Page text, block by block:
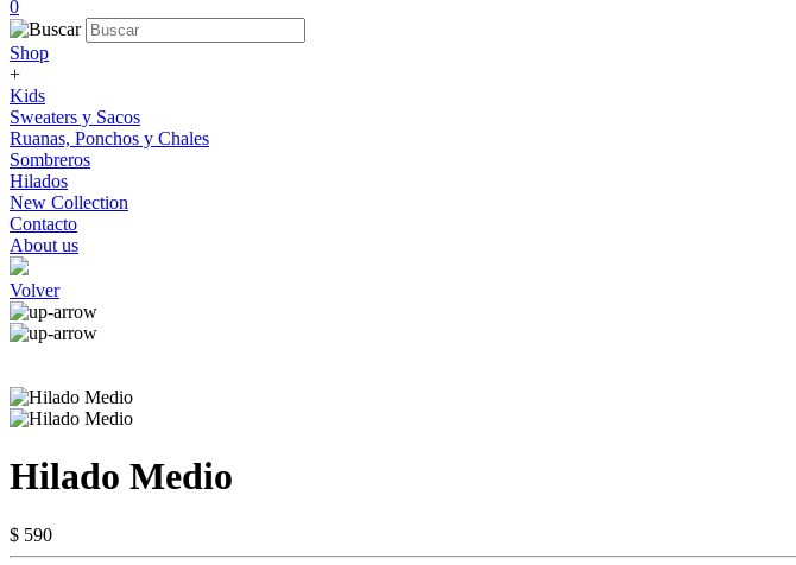
0
Shop
+
Kids
Sweaters y Sacos
Ruanas, Ponchos y Chales
Sombreros
Hilados
New Collection
Contacto
About us
Volver
Hilado Medio
$ 590